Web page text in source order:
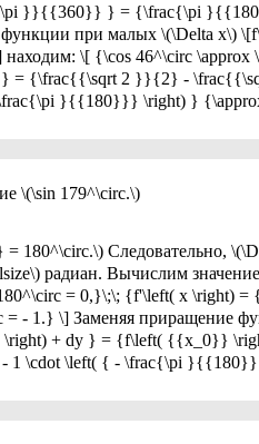
}}{{360}} } = {\frac{\pi
при малых \(\Delta x\)
\[ {\cos 46^\circ
= {\frac{{\sqrt 2 }}{2} -
}{{180}}} \right) }
\(\sin 179^\circ.\)
180^\circ.\) Следовательно,
радиан. Вычислим
= 0,}\;\; {f'\left( x \right)
- 1.} \] Заменяя приращение
+ dy } = {f\left( {{x_0}}
- 1 \cdot \left( { - \frac{\pi